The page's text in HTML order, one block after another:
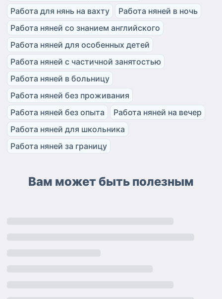
Работа для нянь на вахту
Работа няней в ночь
Работа няней со знанием английского
Работа няней для особенных детей
Работа няней с частичной занятостью
Работа няней в больницу
Работа няней без проживания
Работа няней без опыта
Работа няней на вечер
Работа няней для школьника
Работа няней за границу
Вам может быть полезным